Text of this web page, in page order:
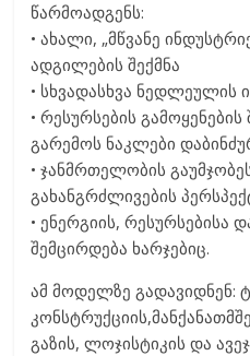
წარმოადგენს:
• ახალი, „მწვანე
ადგილების შექმნა
• სხვადასხვა ნედლეულის
• რესურსების
გარემოს ნაკლები
• ჯანმრთელობის
გახანგრძლივების
• ენერგიის, რესურსებისა
შემცირდება ხარჯებიც.
ამ მოდელზე გადავიდნენ:
გაზის, ლოჯისტიკის და